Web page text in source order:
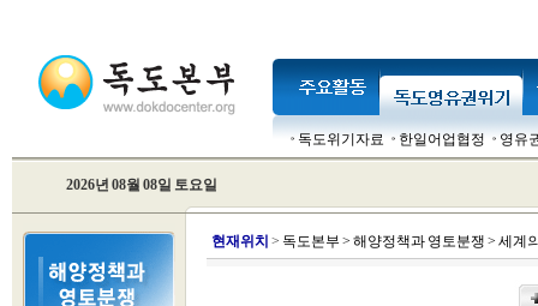
독도위기자료 한일어업협정 영유
2026년 08월 08일 토요일
현재위치 > 독도본부 > 해양정책과 영토분쟁 > 세계